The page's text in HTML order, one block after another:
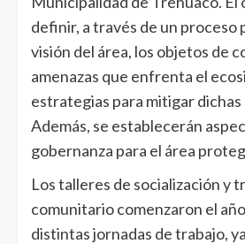
definir, a través de un proceso
visión del área, los objetos de
amenazas que enfrenta el
estrategias para mitigar dichas
Además, se establecerán
gobernanza para el área
Los talleres de socialización y
comunitario comenzaron el
distintas jornadas de trabajo,